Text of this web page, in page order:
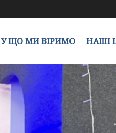
У ЩО МИ ВІРИМО НАШІ